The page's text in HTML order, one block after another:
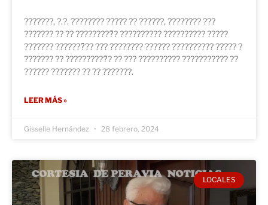
???????, ?.?. ???????? ????? ?? ??????, ???????? ???
??????? ?? ?? ?????????́? ?????????? ?????????? ?????
??????? ???????́?? ??? ???????? ?????? ?????????? ????? ?
??????? ?? ??????????́? ?? ??? ?????????? ??????????? ??
?????? ??????? ?? ?? ???????.
LEER MÁS »
Gisselle Hernández 28 febrero, 2024
LOCALES